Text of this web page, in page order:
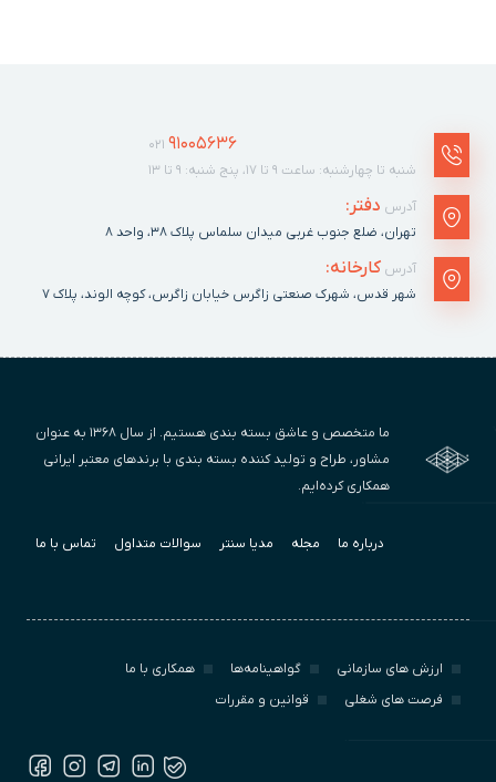
021 91005636
شنبه تا چهارشنبه: ساعت ۹ تا ۱۷، پنج شنبه: ۹ تا ۱۳
آدرس دفتر:
تهران، ضلع جنوب غربی میدان سلماس پلاک ٣٨، واحد ۸
آدرس کارخانه:
شهر قدس، شهرک صنعتی زاگرس خیابان زاگرس، کوچه الوند، پلاک ٧
ما متخصص و عاشق بسته بندی هستیم. از سال ۱۳۶۸ به عنوان
مشاور، طراح و تولید کننده بسته بندی با برندهای معتبر ایرانی
همکاری کرده‌ایم.
درباره ما مجله مدیا سنتر سوالات متداول تماس با ما
ارزش‌ های سازمانی گواهینامه‌ها
همکاری با ما
فرصت های شغلی
قوانین و مقررات